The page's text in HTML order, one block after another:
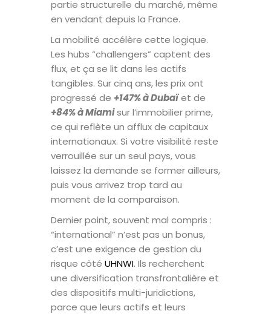
partie structurelle du marché, même
en vendant depuis la France.
La mobilité accélère cette logique.
Les hubs “challengers” captent des
flux, et ça se lit dans les actifs
tangibles. Sur cinq ans, les prix ont
progressé de +147% à Dubaïet de
+84% à Miamisur l’immobilier prime,
ce qui reflète un afflux de capitaux
internationaux. Si votre visibilité reste
verrouillée sur un seul pays, vous
laissez la demande se former ailleurs,
puis vous arrivez trop tard au
moment de la comparaison.
Dernier point, souvent mal compris :
“international” n’est pas un bonus,
c’est une exigence de gestion du
risque côté UHNWI. Ils recherchent
une diversification transfrontalière et
des dispositifs multi-juridictions,
parce que leurs actifs et leurs